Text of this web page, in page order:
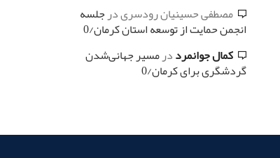
مصطفی حسینیان رودسریدرجلسه
انجمن حمایت از توسعه استان کرمان/0
کمال جوانمرددرمسیر جهانی‌شدن
گردشگری برای کرمان/0